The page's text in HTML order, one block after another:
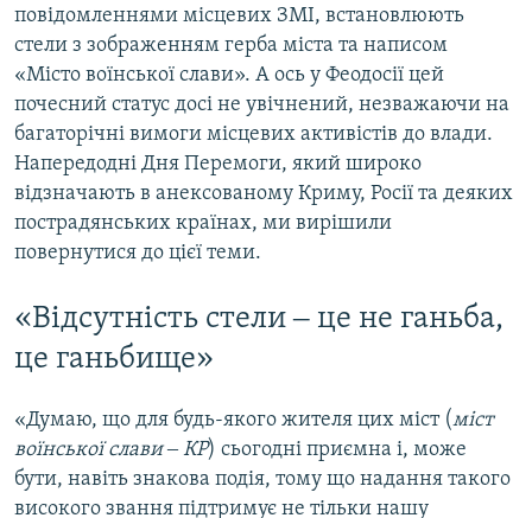
повідомленнями місцевих ЗМІ, встановлюють
стели з зображенням герба міста та написом
«Місто воїнської слави». А ось у Феодосії цей
почесний статус досі не увічнений, незважаючи на
багаторічні вимоги місцевих активістів до влади.
Напередодні Дня Перемоги, який широко
відзначають в анексованому Криму, Росії та деяких
пострадянських країнах, ми вирішили
повернутися до цієї теми.
«Відсутність стели ‒ це не ганьба,
це ганьбище»
«Думаю, що для будь-якого жителя цих міст (міст
воїнської слави ‒ КР) сьогодні приємна і, може
бути, навіть знакова подія, тому що надання такого
високого звання підтримує не тільки нашу